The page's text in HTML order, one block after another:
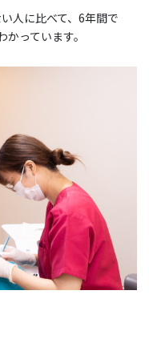
人に比べて、6年間で
っています。